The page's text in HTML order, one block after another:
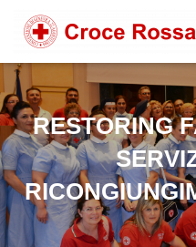
RESTORING